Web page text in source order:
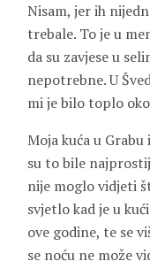
Nisam, jer ih
trebale. To je u
da su zavjese u
nepotrebne. U
mi je bilo toplo
Moja kuća u
su to bile
nije moglo vidjeti
svjetlo kad je u
ove godine, te se
se noću ne može